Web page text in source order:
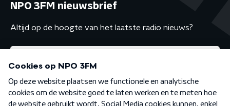
NPO 3FM nieuwsbrief
Altijd op de hoogte van het laatste radio nieuws?